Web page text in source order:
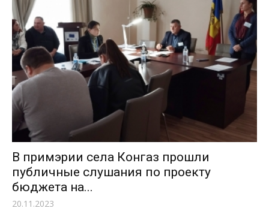
В примэрии села Конгаз прошли
публичные слушания по проекту
бюджета на...
20.11.2023